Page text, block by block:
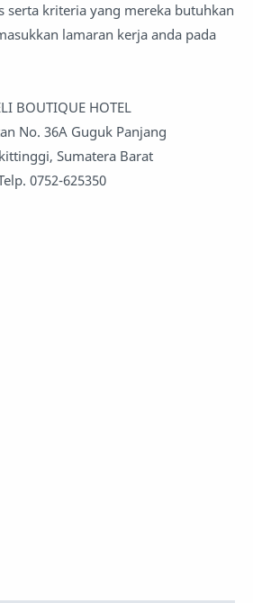
serta kriteria yang mereka butuhkan
lamaran kerja anda pada
BOUTIQUE HOTEL
No. 36A Guguk Panjang
Sumatera Barat
0752-625350